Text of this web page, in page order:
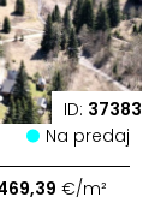
ID: 37383
Na predaj
€/m²